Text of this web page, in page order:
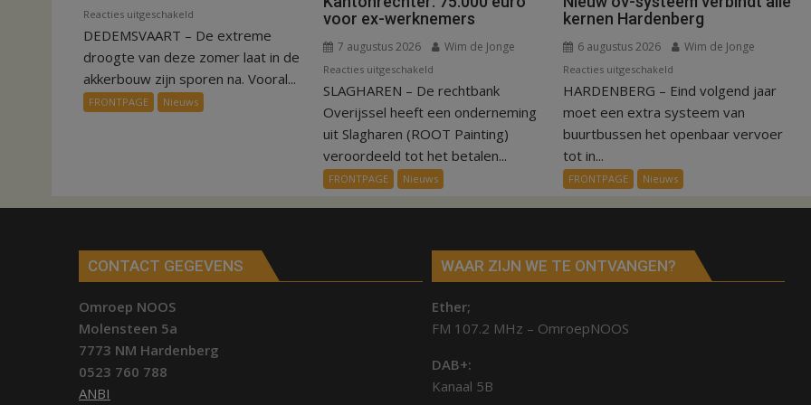
Reacties uitgeschakeld
VIDEO
Invloed
op
aardappeloogst
DEDEMSVAART – De extreme
droogte van deze zomer laat in de
akkerbouw zijn sporen na. Vooral...
FRONTPAGE Nieuws
voor ex-werknemers
7 augustus 2026 Wim de Jonge
Reacties uitgeschakeld
Kantonrechter:
75.000
euro
voor
ex-
werknemers
SLAGHAREN – De rechtbank
Overijssel heeft een onderneming
uit Slagharen (ROOT Painting)
veroordeeld tot het betalen...
FRONTPAGE Nieuws
kernen Hardenberg
6 augustus 2026 Wim de Jonge
Reacties uitgeschakeld
Nieuw
ov-
systeem
alle
kernen
Hardenberg
HARDENBERG – Eind volgend jaar
moet een extra systeem van
buurtbussen het openbaar vervoer
tot in...
FRONTPAGE Nieuws
CONTACT GEGEVENS
Omroep NOOS
Molensteen 5a
7773 NM Hardenberg
0523 760 788
ANBI
WAAR ZIJN WE TE ONTVANGEN?
Ether;
FM 107.2 MHz – OmroepNOOS
DAB+:
Kanaal 5B